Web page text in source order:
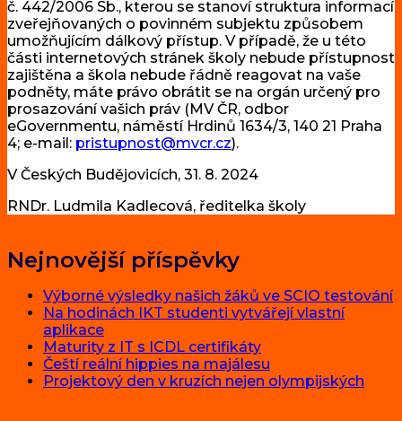
č. 442/2006 Sb., kterou se stanoví struktura informací
zveřejňovaných o povinném subjektu způsobem
umožňujícím dálkový přístup. V případě, že u této
části internetových stránek školy nebude přístupnost
zajištěna a škola nebude řádně reagovat na vaše
podněty, máte právo obrátit se na orgán určený pro
prosazování vašich práv (MV ČR, odbor
eGovernmentu, náměstí Hrdinů 1634/3, 140 21 Praha
4; e-mail: pristupnost@mvcr.cz).
V Českých Budějovicích, 31. 8. 2024
RNDr. Ludmila Kadlecová, ředitelka školy
Nejnovější příspěvky
Výborné výsledky našich žáků ve SCIO testování
Na hodinách IKT studenti vytvářejí vlastní
aplikace
Maturity z IT s ICDL certifikáty
Čeští reální hippies na majálesu
Projektový den v kruzích nejen olympijských